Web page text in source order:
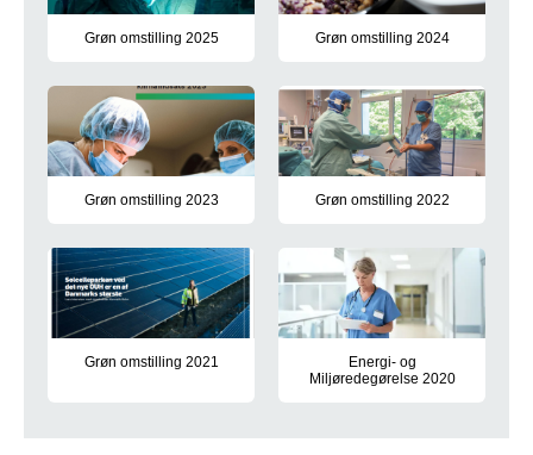
Grøn omstilling 2025 Grøn omstilling 2024
Grøn omstilling 2023 Grøn omstilling 2022
Grøn omstilling 2021
Her kan du læse om Region Syddanmarks energiforbrug og
Energi- og
Miljøredegørelse 2020